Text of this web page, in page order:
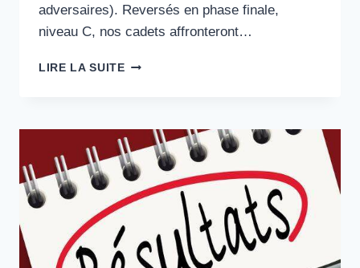
adversaires). Reversés en phase finale,
niveau C, nos cadets affronteront…
LIRE LA SUITELES
PLATEAU